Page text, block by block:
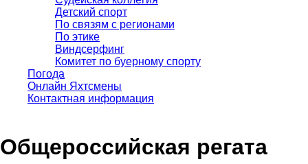
Детский спорт
По связям с регионами
По этике
Виндсерфинг
Комитет по буерному спорту
Погода
Онлайн Яхтсмены
Контактная информация
Общероссийская регата